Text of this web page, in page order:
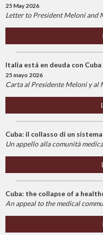
25 May 2026
Letter to President Meloni and
Italia está en deuda con Cuba
25 mayo 2026
Carta al Presidente Meloni y al
Cuba: il collasso di un
Un appello alla comunità
Cuba: the collapse of a
An appeal to the medical